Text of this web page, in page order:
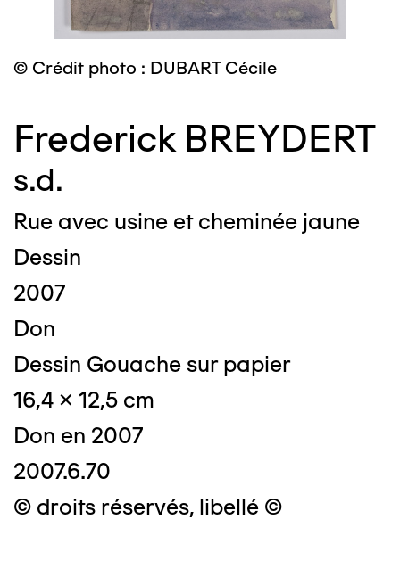
© Crédit photo : DUBART Cécile
Frederick BREYDERT
s.d.
Rue avec usine et cheminée jaune
Dessin
2007
Don
Dessin Gouache sur papier
16,4 x 12,5 cm
Don en 2007
2007.6.70
© droits réservés, libellé ©